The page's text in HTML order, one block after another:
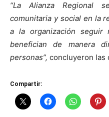
“La Alianza Regional
comunitaria y social en la
a la organización seguir
benefician de manera
personas”, concluyeron las
Compartir: